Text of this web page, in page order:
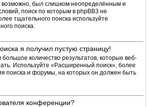
возможно, был слишком неопределённым и
поиск по которым в phpBB3 не
тщательного поиска используйте
поиска.
я получил пустую страницу!
количество результатов, которые веб-
Используйте «Расширенный поиск», более
поиска и форумы, на которых он должен быть
конференции?